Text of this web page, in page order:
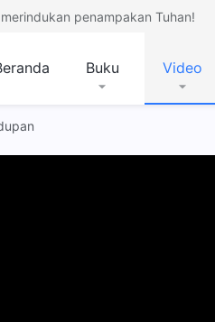
penampakan Tuhan!
Buku Video